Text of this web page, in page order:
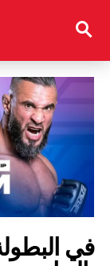
في